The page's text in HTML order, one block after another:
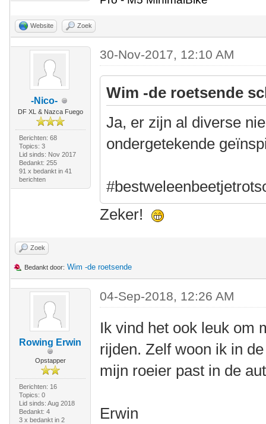
Website Zoek
-Nico-
DF XL & Nazca Fuego
Berichten: 68
Topics: 3
Lid sinds: Nov 2017
Bedankt: 255
91 x bedankt in 41
berichten
30-Nov-2017, 12:10 AM
Wim -de roetsende
Ja, er zijn al diverse
ondergetekende
Zeker!
Zoek
Bedankt door: Wim -de roetsende
Rowing Erwin
Opstapper
Berichten: 16
Topics: 0
Lid sinds: Aug 2018
Bedankt: 4
3 x bedankt in 2
04-Sep-2018, 12:26 AM
Ik vind het ook leuk om
rijden. Zelf woon ik in
mijn roeier past in de
Erwin